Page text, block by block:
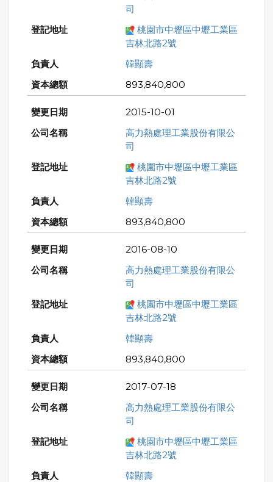
司
桃園市中壢區中壢工業區
吉林北路2號
韓顯壽
893,840,800
2015-10-01
高力熱處理工業股份有限公
司
桃園市中壢區中壢工業區
吉林北路2號
韓顯壽
893,840,800
2016-08-10
高力熱處理工業股份有限公
司
桃園市中壢區中壢工業區
吉林北路2號
韓顯壽
893,840,800
2017-07-18
高力熱處理工業股份有限公
司
桃園市中壢區中壢工業區
吉林北路2號
韓顯壽